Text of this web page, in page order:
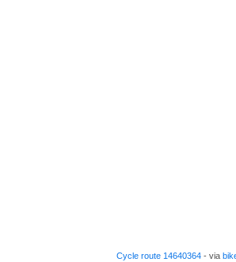
Cycle route 14640364- via